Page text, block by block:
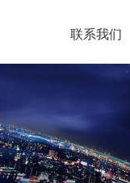
联系我们